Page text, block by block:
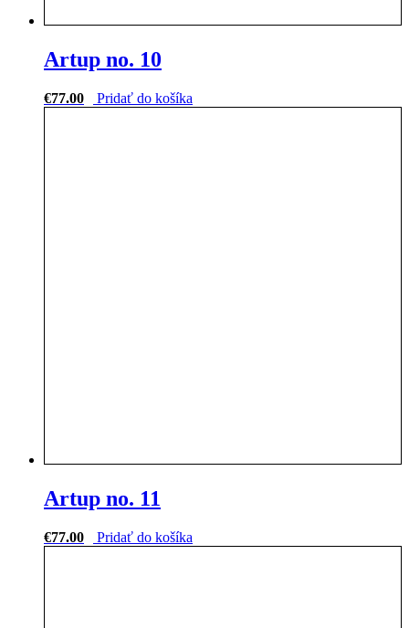
Artup no. 10
€77.00 Pridať do košíka
Artup no. 11
€77.00 Pridať do košíka